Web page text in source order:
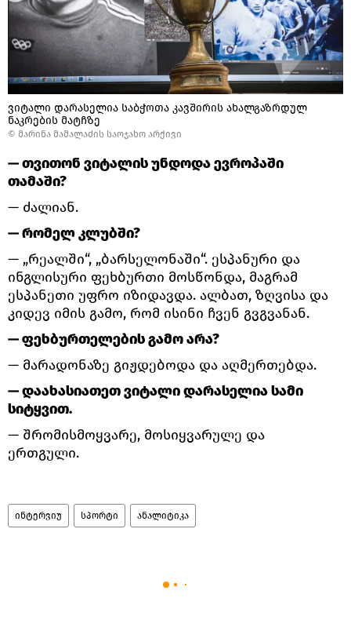
ვიტალი დარასელია საბჭოთა კავშირის ახალგაზრდულ
ნაკრების მატჩზე
© მარინა მამალაძის საოჯახო არქივი
— თვითონ ვიტალის უნდოდა ევროპაში
თამაში?
— ძალიან.
— რომელ კლუბში?
— „რეალში“, „ბარსელონაში“. ესპანური და
ინგლისური ფეხბურთი მოსწონდა, მაგრამ
ესპანეთი უფრო იზიდავდა. ალბათ, ზღვისა და
კიდევ იმის გამო, რომ ისინი ჩვენ გვგვანან.
— ფეხბურთელების გამო არა?
— მარადონაზე გიჟდებოდა და აღმერთებდა.
— დაახასიათეთ ვიტალი დარასელია სამი
სიტყვით.
— შრომისმოყვარე, მოსიყვარულე და
ერთგული.
ინტერვიუ სპორტი ანალიტიკა